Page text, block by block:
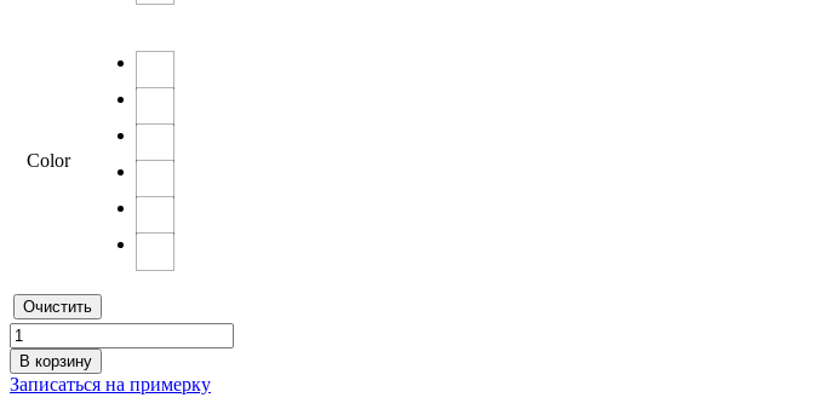
Color
Очистить
Количество
товара
Diana
2025
В корзину
Записаться на примерку